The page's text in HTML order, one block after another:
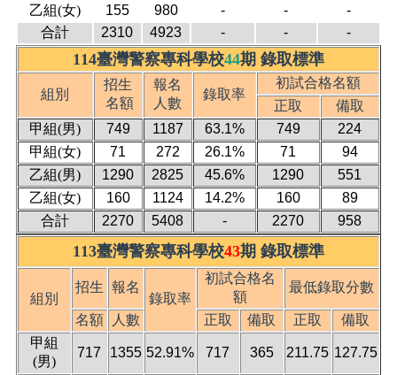
乙組(女) 155 980 - -
-
合計
2310 4923 - - -
114臺灣警察專科學校44期 錄取標準
組別
招生
名額
報名
人數
錄取率
初試合格名額
正取
備取
甲組(男)
749 1187 63.1% 749
224
甲組(女)
71 272 26.1% 71
94
乙組(男)
1290 2825 45.6% 1290
551
乙組(女)
160 1124 14.2% 160
89
合計
2270 5408 - 2270 958
113臺灣警察專科學校43期 錄取標準
組別
招生 報名
錄取率
初試合格名
額
最低錄取分數
名額 人數 正取 備取 正取
備取
甲組
(男)
717 1355 52.91% 717 365 211.75 127.75